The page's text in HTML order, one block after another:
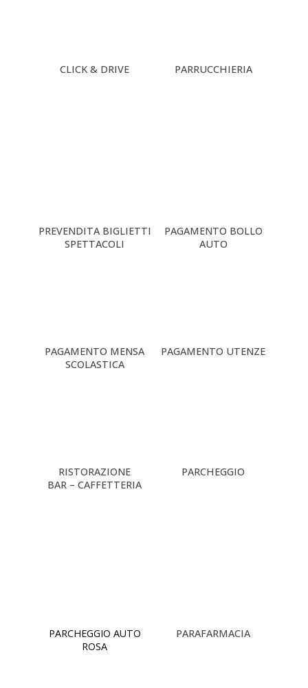
CLICK & DRIVE PARRUCCHIERIA
PREVENDITA BIGLIETTI
SPETTACOLI
PAGAMENTO BOLLO
AUTO
PAGAMENTO MENSA
SCOLASTICA
PAGAMENTO UTENZE
RISTORAZIONE
BAR – CAFFETTERIA
PARCHEGGIO
PARCHEGGIO AUTO
ROSA
PARAFARMACIA